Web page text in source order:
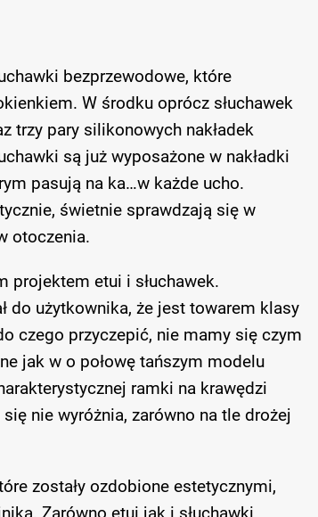
bezprzewodowe, które
W środku oprócz słuchawek
trzy pary silikonowych nakładek
są już wyposażone w nakładki
pasują na ka…w każde ucho.
świetnie sprawdzają się w
otoczenia.
projektem etui i słuchawek.
do użytkownika, że jest towarem klasy
czego przyczepić, nie mamy się czym
jak w o połowę tańszym modelu
ramki na krawędzi
nie wyróżnia, zarówno na tle drożej
zostały ozdobione estetycznymi,